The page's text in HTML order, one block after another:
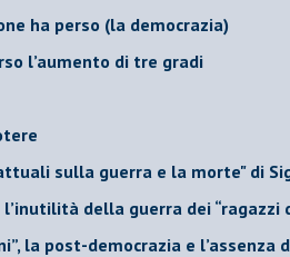
ha perso (la democrazia)
l’aumento di tre gradi
sulla guerra e la morte" di
della guerra dei “ragazzi
la post-democrazia e